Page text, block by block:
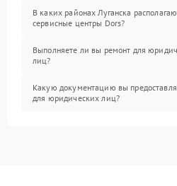
В каких районах Луганска
сервисные центры Dors?
Выполняете ли вы ремонт для
лиц?
Какую документацию вы
для юридических лиц?